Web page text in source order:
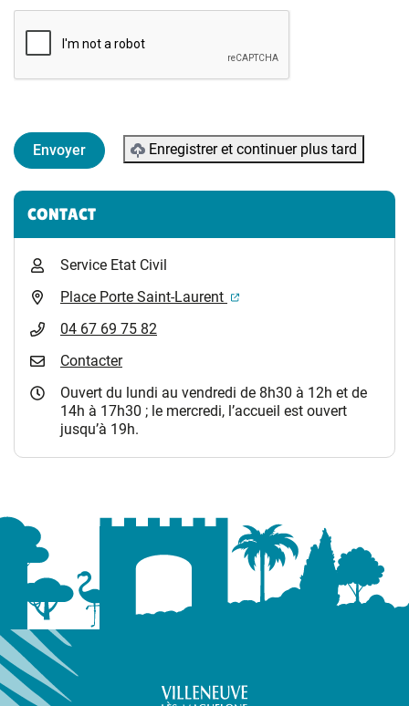
Enregistrer et continuer plus tard
Informations complémentaires
CONTACT
Service Etat Civil
Place Porte Saint-Laurent
(ouverture dans un
04 67 69 75 82
Contacter
Ouvert du lundi au vendredi de 8h30 à 12h et de
14h à 17h30 ; le mercredi, l’accueil est ouvert
jusqu’à 19h.